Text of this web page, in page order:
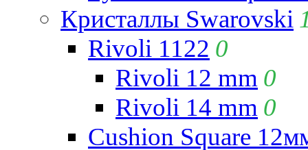
Кристаллы Swarovski
Rivoli 1122 0
Rivoli 12 mm 0
Rivoli 14 mm 0
Cushion Square